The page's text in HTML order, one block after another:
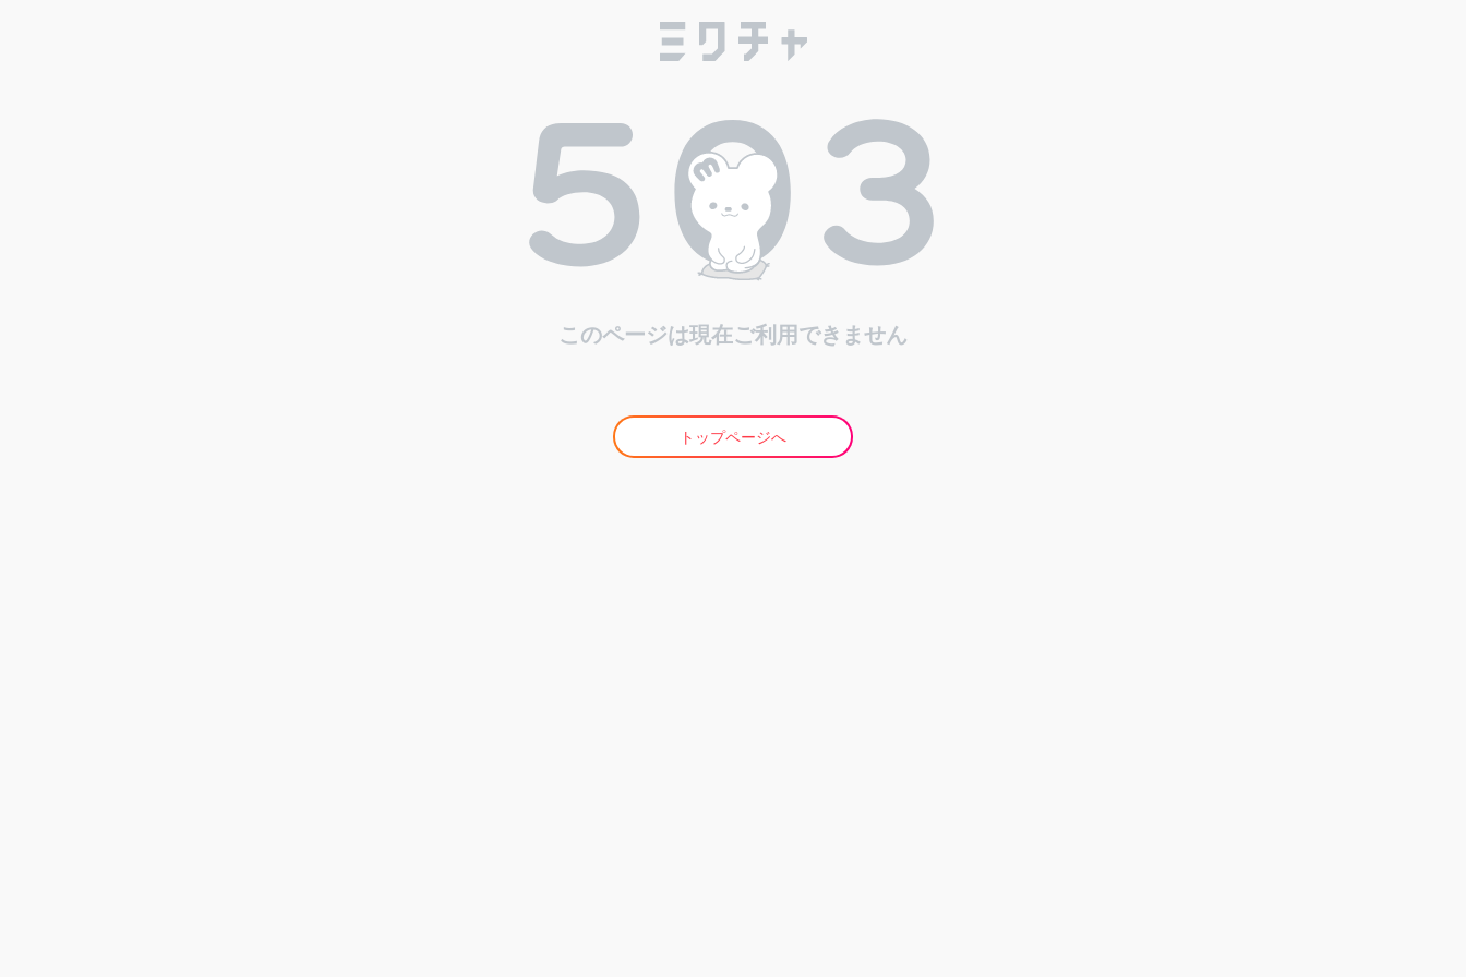
このページは現在ご利用できません